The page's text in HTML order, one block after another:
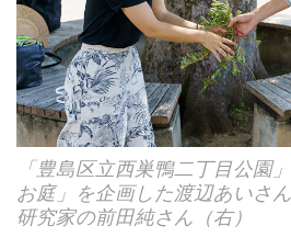
「豊島区立西巣鴨二丁目公園
お庭」を企画した渡辺あいさ
研究家の前田純さん（右）